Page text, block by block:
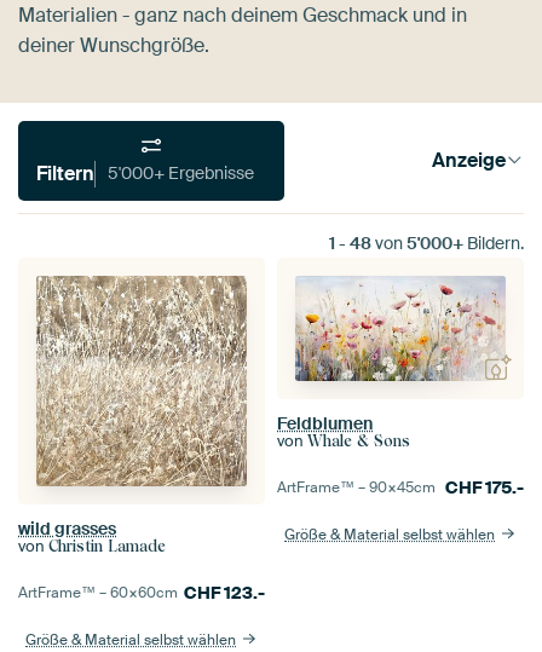
Materialien - ganz nach deinem Geschmack und in
deiner Wunschgröße.
Filtern 5'000+ Ergebnisse Anzeige
1 - 48von5'000+ Bildern.
wild grasses
von Christin Lamade
ArtFrame™ –60×60cm CHF123.-
Größe & Material selbst wählen
Feldblumen
von Whale & Sons
ArtFrame™ –90×45cm CHF175.-
Größe & Material selbst wählen